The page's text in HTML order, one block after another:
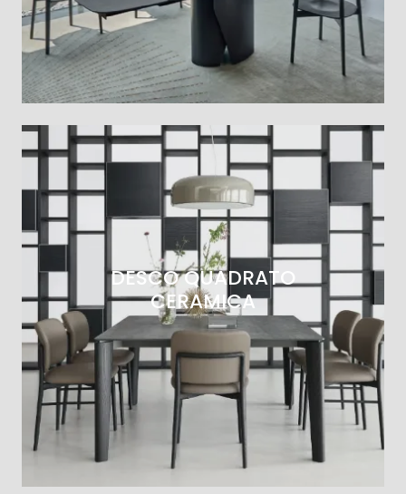
DESCO QUADRATO
CERAMICA